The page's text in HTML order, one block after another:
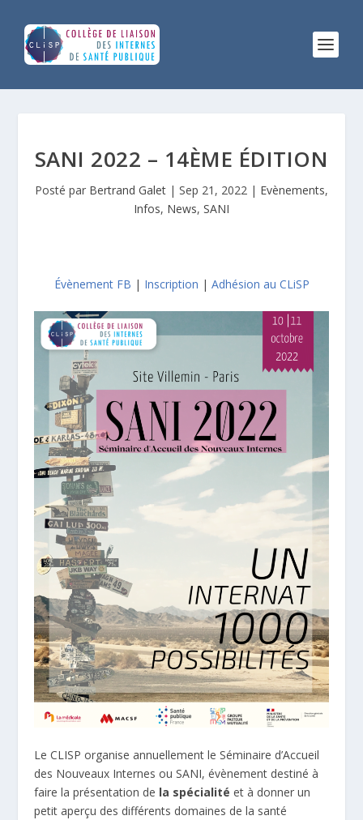
SANI 2022 – 14ÈME ÉDITION
Posté par Bertrand Galet | Sep 21, 2022 | Evènements,
Infos, News, SANI
Évènement FB | Inscription | Adhésion au CLiSP
Le CLISP organise annuellement le Séminaire d’Accueil
des Nouveaux Internes ou SANI, évènement destiné à
faire la présentation de la spécialitéet à donner un
petit aperçu des différents domaines de la santé